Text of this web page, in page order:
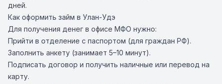
дней.
Как оформить займ в Улан-Удэ
Для получения денег в офисе МФО нужно:
Прийти в отделение с паспортом (для граждан РФ).
Заполнить анкету (занимает 5–10 минут).
Подписать договор и получить наличные или перевод на
карту.